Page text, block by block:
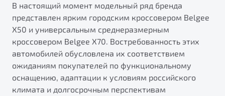
X70
Автомобили в наличии
Тест-драйв
Автокредит
Спецпредложения
Будьте еще более уверены на дорогах с программой
"Помощь на дорогах"
Преимущества программы
В настоящий момент модельный ряд бренда
представлен ярким городским кроссовером Belgee
X50 и универсальным среднеразмерным
кроссовером Belgee X70. Востребованность этих
автомобилей обусловлена их соответствием
ожиданиям покупателей по функциональному
оснащению, адаптации к условиям российского
климата и долгосрочным перспективам